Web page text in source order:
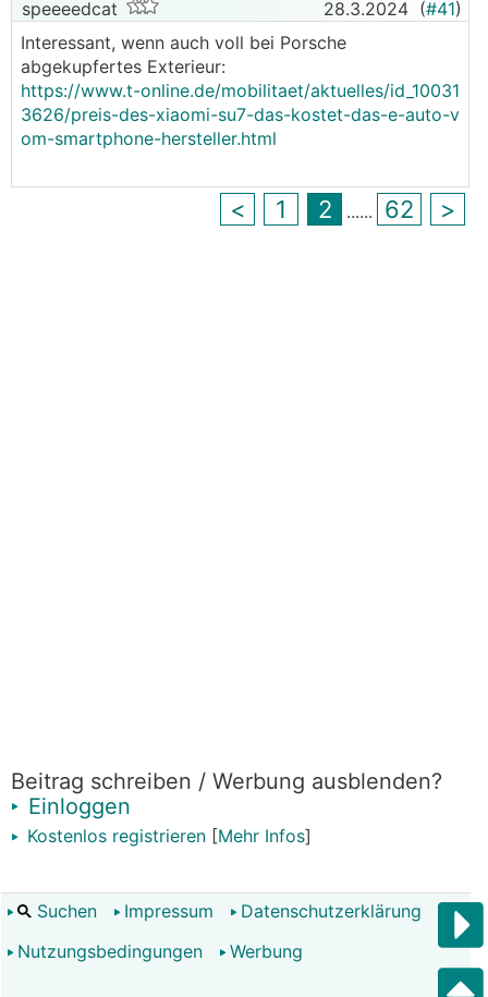
speeeedcat 28.3.2024 (#41)
Interessant, wenn auch voll bei Porsche
abgekupfertes Exterieur:
https://www.t-online.de/mobilitaet/aktuelles/id_10031
3626/preis-des-xiaomi-su7-das-kostet-das-e-auto-v
om-smartphone-hersteller.html
< 1 2 ...... 62 >
Beitrag schreiben / Werbung ausblenden?
Einloggen
Kostenlos registrieren [Mehr Infos]
Suchen Impressum
Datenschutzerklärung
Nutzungsbedingungen
Werbung